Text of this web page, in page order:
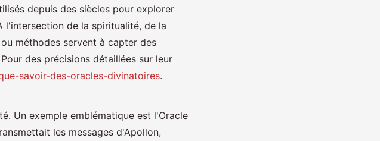
depuis des siècles pour explorer
l'intersection de la spiritualité, de la
méthodes servent à capter des
des précisions détaillées sur leur
savoir-des-oracles-divinatoires.
Un exemple emblématique est l'Oracle
les messages d'Apollon,